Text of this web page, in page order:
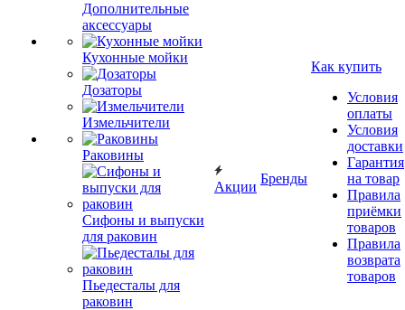
Дополнительные
аксессуары
Кухонные мойки
Дозаторы
Измельчители
Раковины
Сифоны и выпуски
для раковин
Пьедесталы для
раковин
Акции
Бренды
Как купить
Условия
оплаты
Условия
доставки
Гарантия
на товар
Правила
приёмки
товаров
Правила
возврата
товаров